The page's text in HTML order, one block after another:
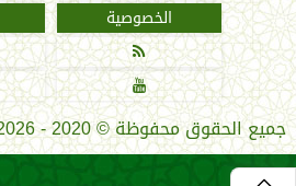
الخصوصية


جميع الحقوق محفوظة©2020 - 2026 - اتحاد العالم الإسلامي